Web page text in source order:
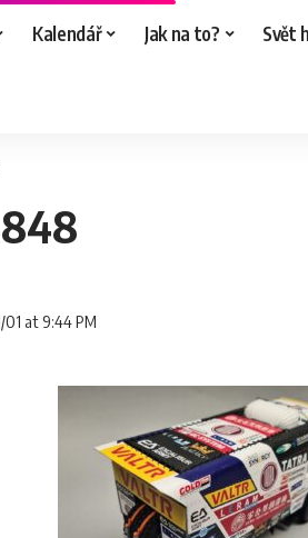
Kalendář Jak na to? Svět
01 at 9:44 PM